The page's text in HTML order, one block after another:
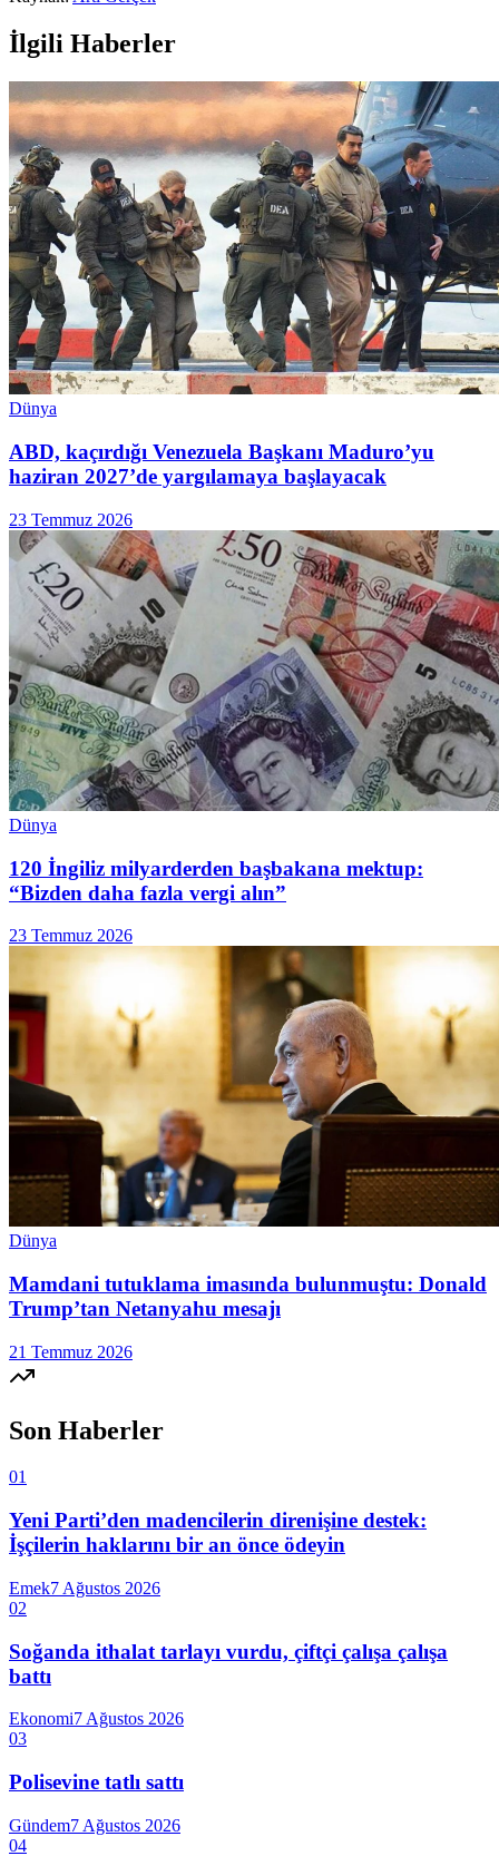
İlgili Haberler
Dünya
ABD, kaçırdığı Venezuela Başkanı Maduro’yu
haziran 2027’de yargılamaya başlayacak
23 Temmuz 2026
Dünya
120 İngiliz milyarderden başbakana mektup:
“Bizden daha fazla vergi alın”
23 Temmuz 2026
Dünya
Mamdani tutuklama imasında bulunmuştu: Donald
Trump’tan Netanyahu mesajı
21 Temmuz 2026
Son Haberler
01
Yeni Parti’den madencilerin direnişine destek:
İşçilerin haklarını bir an önce ödeyin
Emek7 Ağustos 2026
02
Soğanda ithalat tarlayı vurdu, çiftçi çalışa çalışa
battı
Ekonomi7 Ağustos 2026
03
Polisevine tatlı sattı
Gündem7 Ağustos 2026
04